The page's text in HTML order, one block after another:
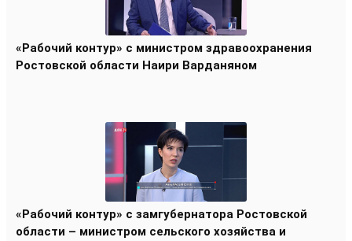
«Рабочий контур» с министром здравоохранения
Ростовской области Наири Варданяном
«Рабочий контур» с замгубернатора Ростовской
области – министром сельского хозяйства и